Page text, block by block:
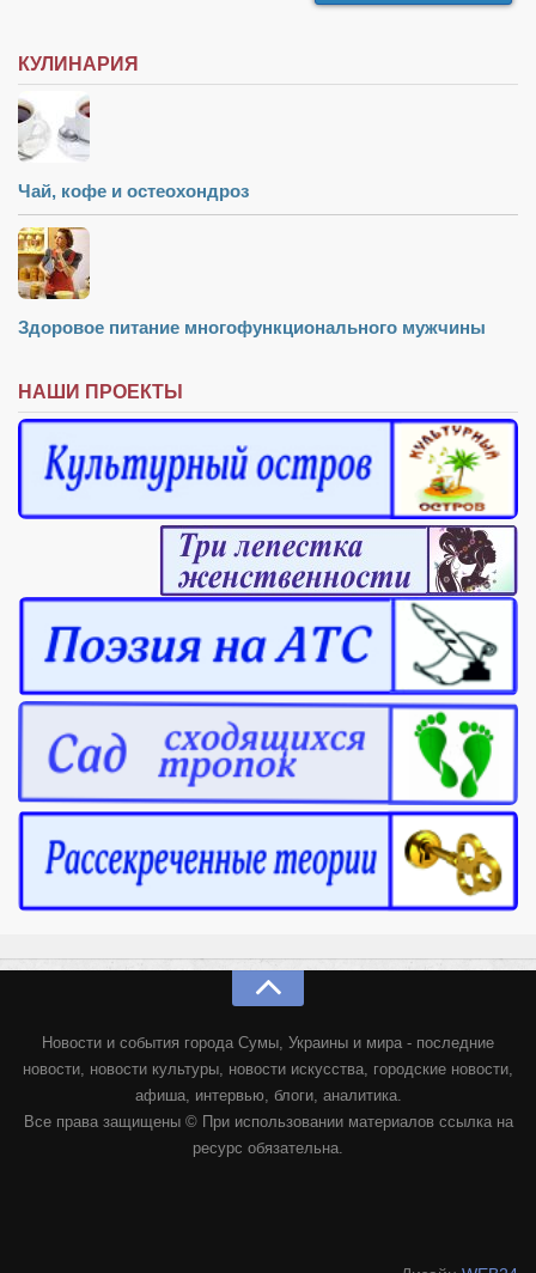
КУЛИНАРИЯ
Чай, кофе и остеохондроз
Здоровое питание многофункционального мужчины
НАШИ ПРОЕКТЫ
Новости и события города Сумы, Украины и мира - последние
новости, новости культуры, новости искусства, городские новости,
афиша, интервью, блоги, аналитика.
Все права защищены © При использовании материалов ссылка на
ресурс обязательна.